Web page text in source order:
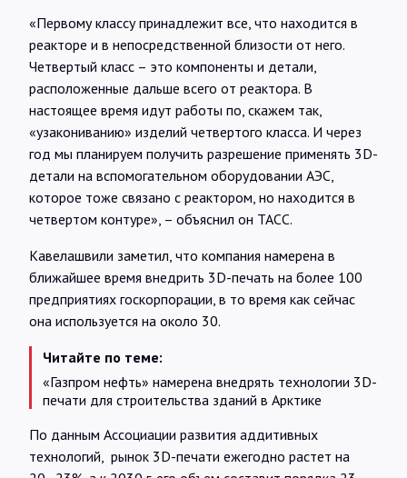
«Первому классу принадлежит все, что находится в
реакторе и в непосредственной близости от него.
Четвертый класс – это компоненты и детали,
расположенные дальше всего от реактора. В
настоящее время идут работы по, скажем так,
«узакониванию» изделий четвертого класса. И через
год мы планируем получить разрешение применять 3D-
детали на вспомогательном оборудовании АЭС,
которое тоже связано с реактором, но находится в
четвертом контуре», – объяснил он ТАСС.
Кавелашвили заметил, что компания намерена в
ближайшее время внедрить 3D-печать на более 100
предприятиях госкорпорации, в то время как сейчас
она используется на около 30.
Читайте по теме:
«Газпром нефть» намерена внедрять технологии 3D-
печати для строительства зданий в Арктике
По данным Ассоциации развития аддитивных
технологий, рынок 3D-печати ежегодно растет на